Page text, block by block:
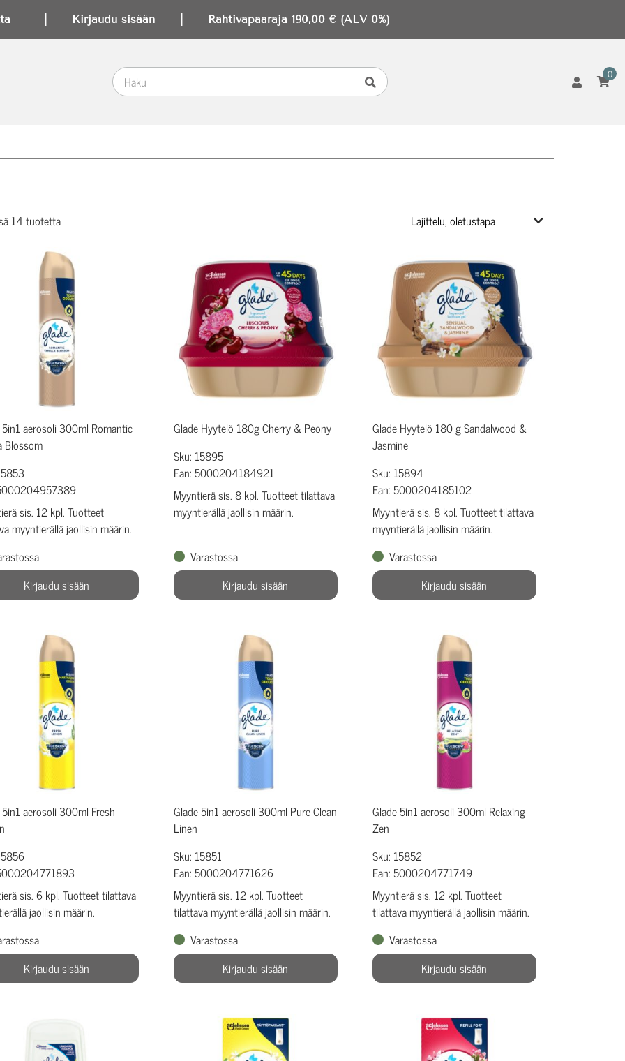
Kirjaudu sisään| Rahtivapaaraja 190,00 € (ALV 0%)
0
14 tuotetta
5in1 aerosoli 300ml Romantic
Blossom
sis. 12 kpl. Tuotteet
myyntierällä jaollisin määrin.
Kirjaudu sisään
Glade Hyytelö 180g Cherry & Peony
Sku: 15895
Ean: 5000204184921
Myyntierä sis. 8 kpl. Tuotteet tilattava
myyntierällä jaollisin määrin.
Varastossa
Kirjaudu sisään
Glade Hyytelö 180 g Sandalwood &
Jasmine
Sku: 15894
Ean: 5000204185102
Myyntierä sis. 8 kpl. Tuotteet tilattava
myyntierällä jaollisin määrin.
Varastossa
Kirjaudu sisään
aerosoli 300ml Fresh
sis. 6 kpl. Tuotteet tilattava
jaollisin määrin.
Kirjaudu sisään
Glade 5in1 aerosoli 300ml Pure Clean
Linen
Sku: 15851
Ean: 5000204771626
Myyntierä sis. 12 kpl. Tuotteet
tilattava myyntierällä jaollisin määrin.
Varastossa
Kirjaudu sisään
Glade 5in1 aerosoli 300ml Relaxing
Zen
Sku: 15852
Ean: 5000204771749
Myyntierä sis. 12 kpl. Tuotteet
tilattava myyntierällä jaollisin määrin.
Varastossa
Kirjaudu sisään